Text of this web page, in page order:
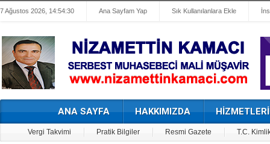
7 Ağustos 2026, 14:54:30 Ana Sayfam Yap Sık Kullanılanlara Ekle
ANA SAYFA HAKKIMIZDA
Vergi Takvimi Pratik Bilgiler Resmi Gazete T.C.